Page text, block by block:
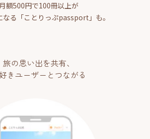
月額500円で100冊以上が
なる「ことりっぷpassport」も。
旅の思い出を共有、
きユーザーとつながる